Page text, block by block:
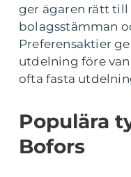
ger ägaren rätt
bolagsstämman
Preferensaktier
utdelning före
ofta fasta
Populära
Bofors